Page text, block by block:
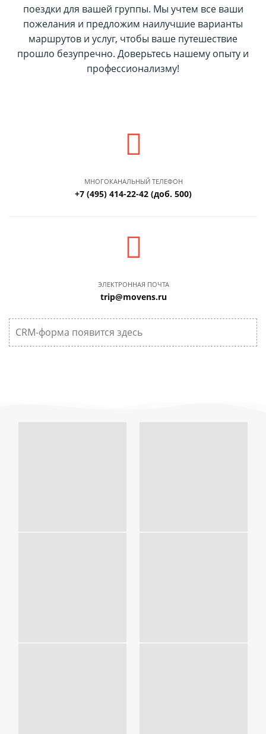
CRM-форма появится здесь
поездки для вашей группы. Мы учтем все ваши
пожелания и предложим наилучшие варианты
маршрутов и услуг, чтобы ваше путешествие
прошло безупречно. Доверьтесь нашему опыту и
профессионализму!
МНОГОКАНАЛЬНЫЙ ТЕЛЕФОН
+7 (495) 414-22-42 (доб. 500)
ЭЛЕКТРОННАЯ ПОЧТА
trip@movens.ru